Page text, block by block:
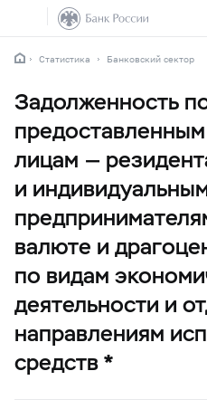
Статистика Банковский сектор
Задолженность
лицам —
и
валюте и
по видам
деятельности и
направлениям
средств *